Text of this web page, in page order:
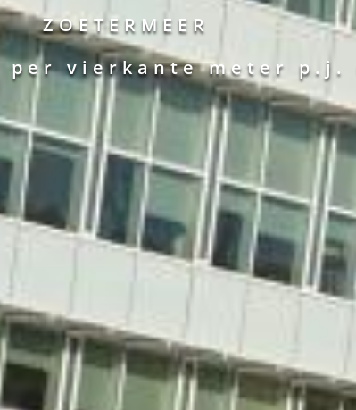
ZOETERMEER
per vierkante meter p.j.